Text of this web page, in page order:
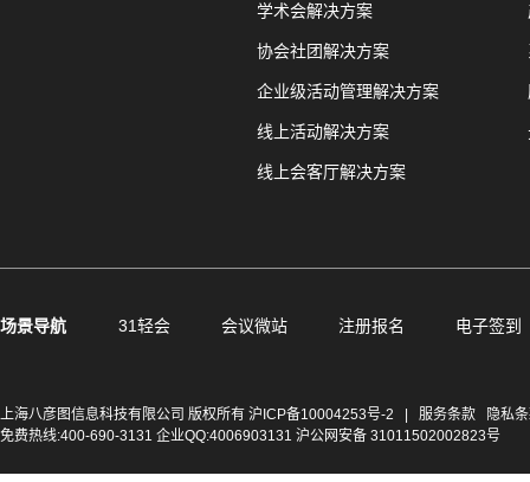
学术会解决方案
协会社团解决方案
企业级活动管理解决方案
线上活动解决方案
线上会客厅解决方案
场景导航 31轻会 会议微站 注册报名 电子签到
上海八彦图信息科技有限公司 版权所有 沪ICP备10004253号-2 服务条款
隐私
免费热线:400-690-3131 企业QQ:4006903131 沪公网安备 31011502002823号